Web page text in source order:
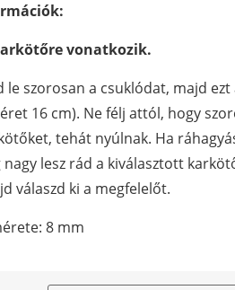
vonatkozik.
le szorosan a csuklódat, majd
16 cm). Ne félj attól, hogy
tehát nyúlnak. Ha
lesz rád a kiválasztott
válaszd ki a megfelelőt.
8 mm